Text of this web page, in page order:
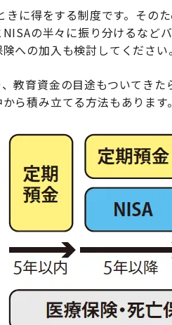
きに得をする制度です。その
の半々に振り分けるなど
への加入も検討してください。
教育資金の目途もついてき
ら積み立てる方法もあります。